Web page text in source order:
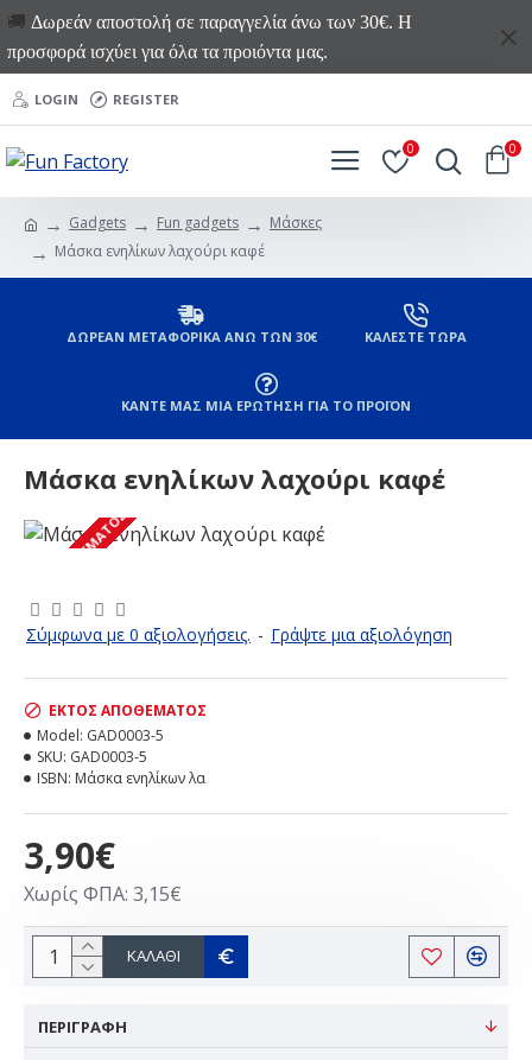
🚚 Δωρεάν αποστολή σε παραγγελία άνω των 30€. Η
προσφορά ισχύει για όλα τα προιόντα μας.
LOGIN REGISTER
0 0
Gadgets Fun gadgets
Μάσκες
Μάσκα ενηλίκων λαχούρι καφέ
ΔΩΡΕΑΝ ΜΕΤΑΦΟΡΙΚΑ ΑΝΩ ΤΩΝ 30€ ΚΑΛΕΣΤΕ ΤΩΡΑ
ΚΑΝΤΕ ΜΑΣ ΜΙΑ ΕΡΩΤΗΣΗ ΓΙΑ ΤΟ ΠΡΟΪΟΝ
Μάσκα ενηλίκων λαχούρι καφέ
ΕΚΤΌΣ ΑΠΟΘΈΜΑΤΟΣ
Σύμφωνα με 0 αξιολογήσεις. - Γράψτε μια αξιολόγηση
3,90€
Χωρίς ΦΠΑ: 3,15€
ΕΚΤΌΣ ΑΠΟΘΈΜΑΤΟΣ
Model: GAD0003-5
SKU: GAD0003-5
ISBN: Μάσκα ενηλίκων λα
ΚΑΛΆΘΙ
ΠΕΡΙΓΡΑΦΗ